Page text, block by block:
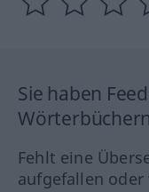
Sie haben
Fehlt eine
aufgefallen oder